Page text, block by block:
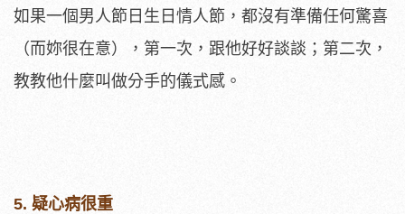
如果一個男人節日生日情人節，都沒有準備任何驚喜
（而妳很在意），第一次，跟他好好談談；第二次，
教教他什麼叫做分手的儀式感。
5. 疑心病很重